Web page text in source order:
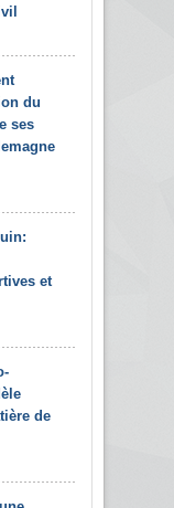
du
ses
et
de